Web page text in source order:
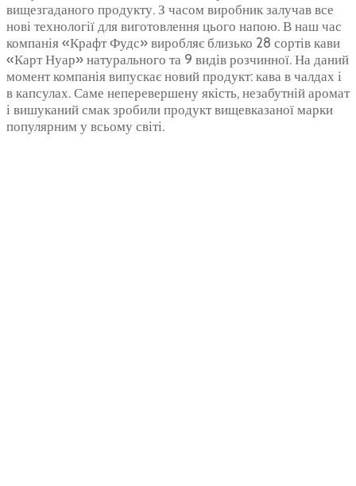
вищезгаданого продукту. З часом виробник залучав все
нові технології для виготовлення цього напою. В наш час
компанія «Крафт Фудс» виробляє близько 28 сортів кави
«Карт Нуар» натурального та 9 видів розчинної. На даний
момент компанія випускає новий продукт: кава в чалдах і
в капсулах. Саме неперевершену якість, незабутній аромат
і вишуканий смак зробили продукт вищевказаної марки
популярним у всьому світі.